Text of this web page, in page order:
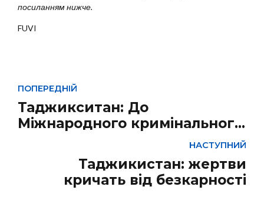
посиланням нижче.
FUVI
ПОПЕРЕДНІЙ
Таджикситан: До
Міжнародного кримінального
суду подано скаргу на режим
Рахмона
НАСТУПНИЙ
Таджикистан: жертви
кричать від безкарності